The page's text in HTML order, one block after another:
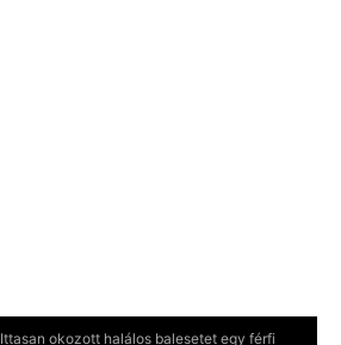
Ittasan okozott halálos balesetet egy férfi